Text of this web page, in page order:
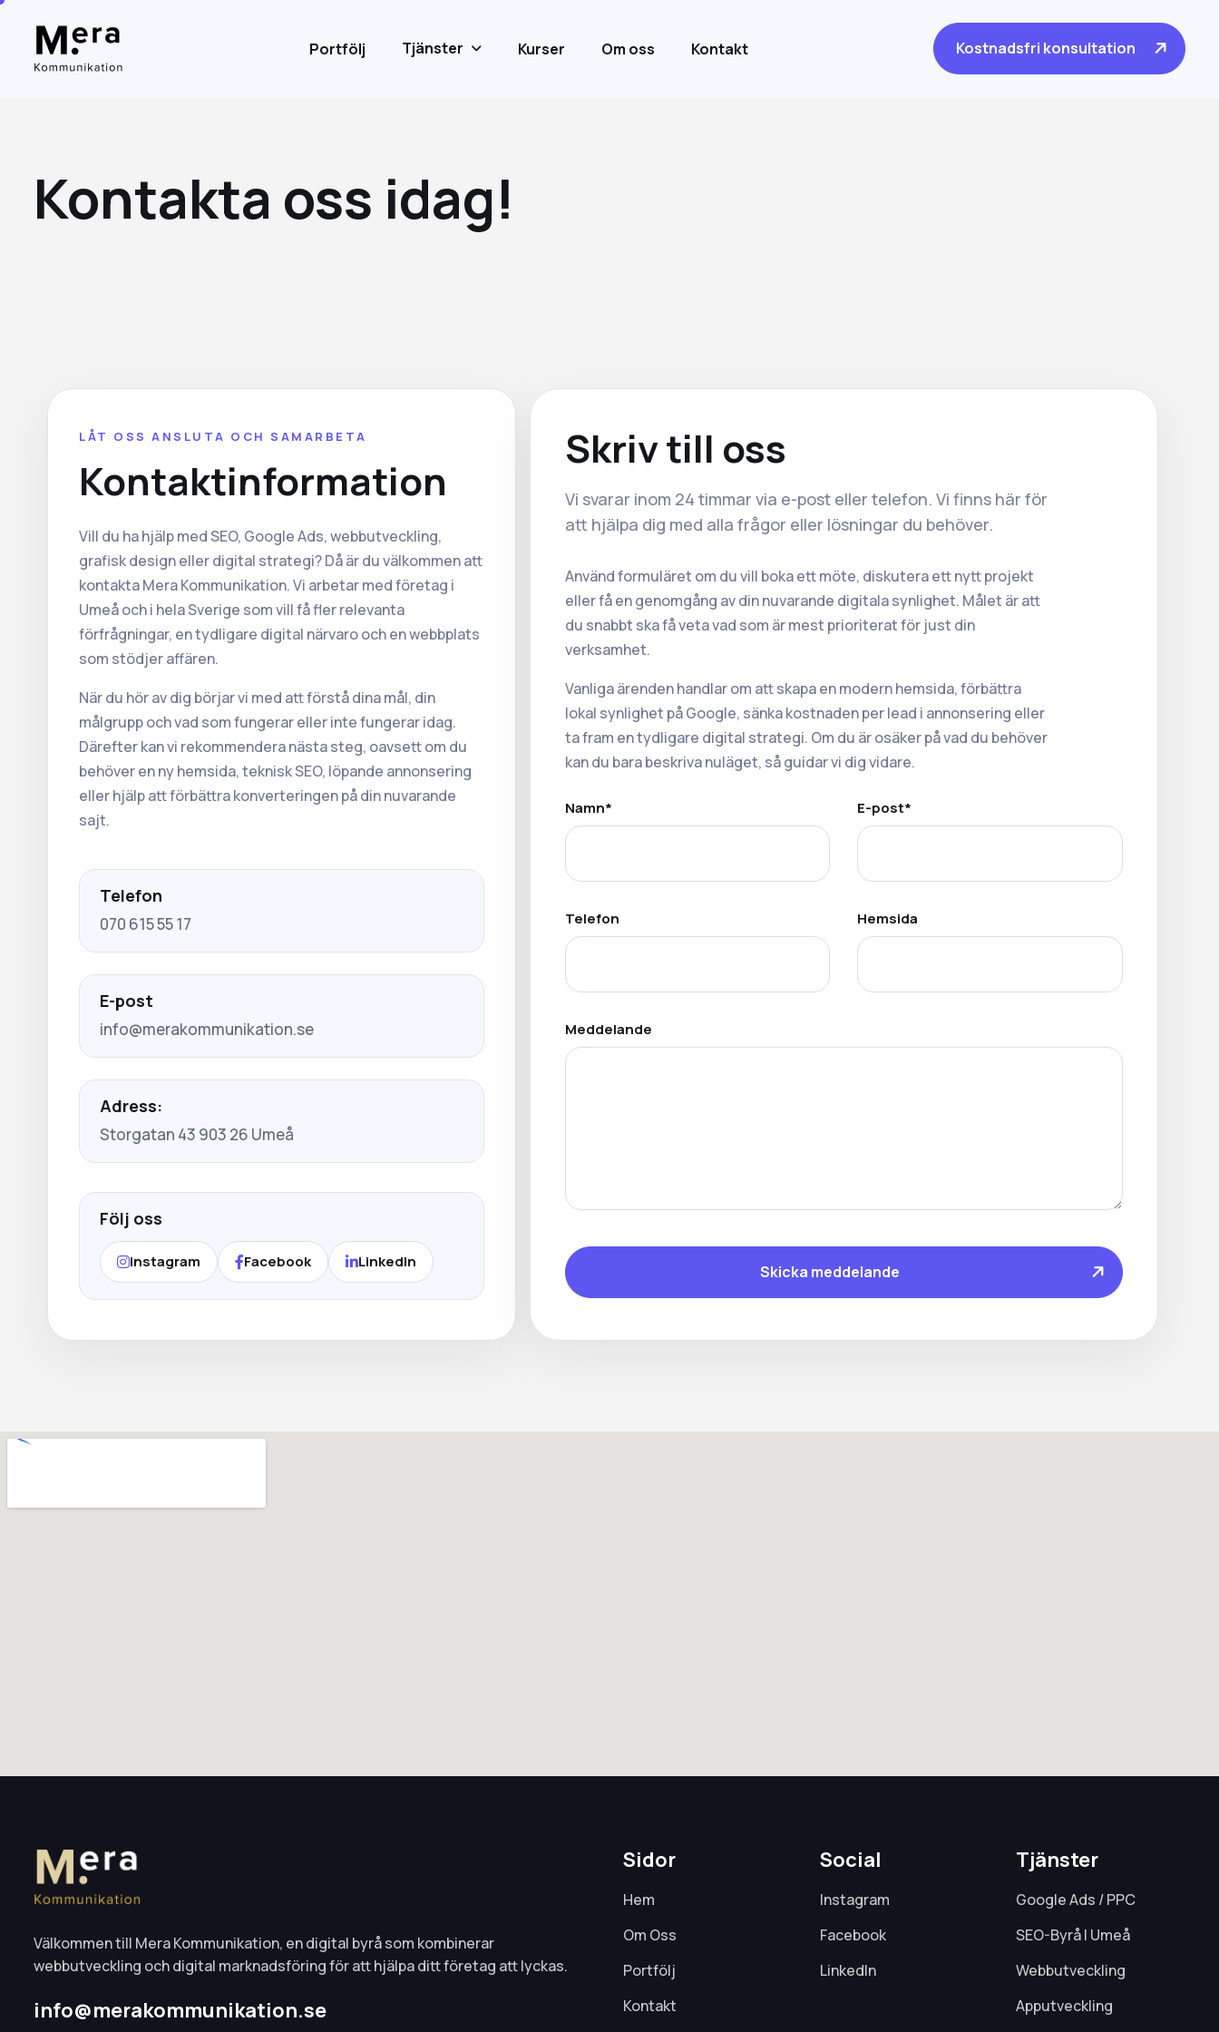
Portfölj Tjänster Kurser Om oss Kontakt Kostnadsfri konsultation
Kontakta oss idag!
LÅT OSS ANSLUTA OCH SAMARBETA
Kontaktinformation
Vill du ha hjälp med SEO, Google Ads, webbutveckling,
grafisk design eller digital strategi? Då är du välkommen att
kontakta Mera Kommunikation. Vi arbetar med företag i
Umeå och i hela Sverige som vill få fler relevanta
förfrågningar, en tydligare digital närvaro och en webbplats
som stödjer affären.
När du hör av dig börjar vi med att förstå dina mål, din
målgrupp och vad som fungerar eller inte fungerar idag.
Därefter kan vi rekommendera nästa steg, oavsett om du
behöver en ny hemsida, teknisk SEO, löpande annonsering
eller hjälp att förbättra konverteringen på din nuvarande
sajt.
Telefon
070 615 55 17
E-post
info@merakommunikation.se
Adress:
Storgatan 43 903 26 Umeå
Följ oss
Instagram Facebook LinkedIn
Skriv till oss
Vi svarar inom 24 timmar via e-post eller telefon. Vi finns här för
att hjälpa dig med alla frågor eller lösningar du behöver.
Använd formuläret om du vill boka ett möte, diskutera ett nytt projekt
eller få en genomgång av din nuvarande digitala synlighet. Målet är att
du snabbt ska få veta vad som är mest prioriterat för just din
verksamhet.
Vanliga ärenden handlar om att skapa en modern hemsida, förbättra
lokal synlighet på Google, sänka kostnaden per lead i annonsering eller
ta fram en tydligare digital strategi. Om du är osäker på vad du behöver
kan du bara beskriva nuläget, så guidar vi dig vidare.
Namn* E-post*
Telefon Hemsida
Meddelande
Skicka meddelande
Välkommen till Mera Kommunikation, en digital byrå som kombinerar
webbutveckling och digital marknadsföring för att hjälpa ditt företag att lyckas.
info@merakommunikation.se
Sidor
Hem
Om Oss
Portfölj
Kontakt
Social
Instagram
Facebook
LinkedIn
Tjänster
Google Ads / PPC
SEO-Byrå I Umeå
Webbutveckling
Apputveckling